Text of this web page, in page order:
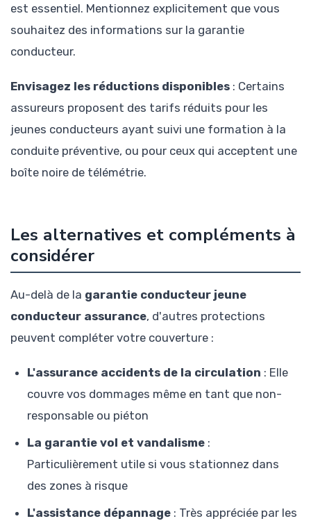
est essentiel. Mentionnez explicitement que vous
souhaitez des informations sur la garantie
conducteur.
Envisagez les réductions disponibles : Certains
assureurs proposent des tarifs réduits pour les
jeunes conducteurs ayant suivi une formation à la
conduite préventive, ou pour ceux qui acceptent une
boîte noire de télémétrie.
Les alternatives et compléments à
considérer
Au-delà de la garantie conducteur jeune
conducteur assurance, d'autres protections
peuvent compléter votre couverture :
L'assurance accidents de la circulation : Elle
couvre vos dommages même en tant que non-
responsable ou piéton
La garantie vol et vandalisme :
Particulièrement utile si vous stationnez dans
des zones à risque
L'assistance dépannage : Très appréciée par les